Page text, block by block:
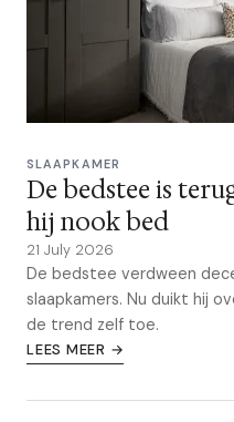
SLAAPKAMER
De bedstee is
hij nook bed
21 July 2026
De bedstee verdween
slaapkamers. Nu duikt hij
de trend zelf toe.
LEES MEER →